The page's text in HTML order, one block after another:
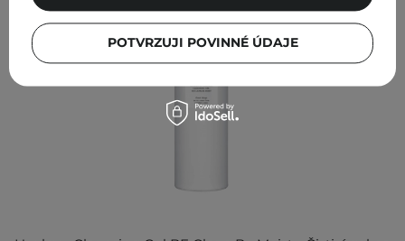
POTVRZUJI POVINNÉ ÚDAJE